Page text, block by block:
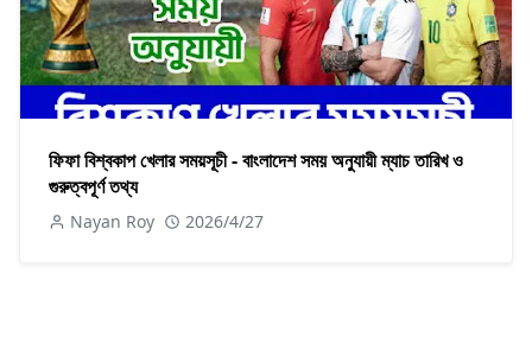
ফিফা বিশ্বকাপ খেলার সময়সূচী - বাংলাদেশ সময় অনুযায়ী ম্যাচ তারিখ ও
গুরুত্বপূর্ণ তথ্য
Nayan Roy 2026/4/27